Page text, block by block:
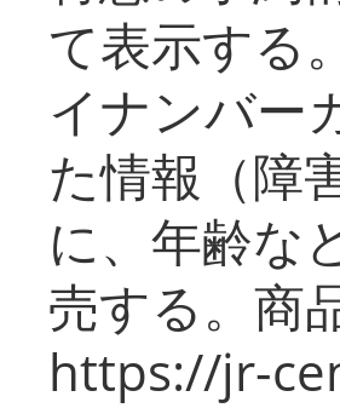
て表示する
イナンバー
た情報（障
に、年齢な
売する。商
https://jr-